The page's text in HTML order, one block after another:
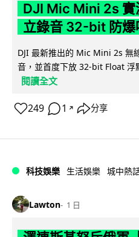
DJI Mic Mini 2s 實
立錄音 32-bit 防爆
DJI 最新推出的 Mic Mini 2s 無
音，並首度下放 32-bit Float 浮
閱讀全文
249 1 ↗ 分享
科技娛樂 生活娛樂 城中熱
Lawton 1 日